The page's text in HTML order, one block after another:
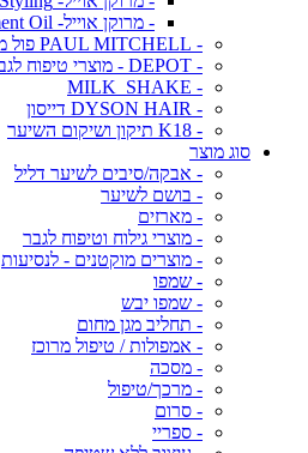
- מרוקן אוייל- Treatment Oil- שמן מרוקאי טיפולי
- PAUL MITCHELL פול מיטשל
- DEPOT - מוצרי טיפוח לגבר
- MILK_SHAKE
- DYSON HAIR דייסון
- K18 תיקון ושיקום השיער
סוג מוצר
- אבקה/סיבים לשיער דליל
- בושם לשיער
- מארזים
- מוצרי גילוח וטיפוח לגבר
- מוצרים מוקטנים - לנסיעות
- שמפו
- שמפו יבש
- תחליב מגן מחום
- אמפולות / טיפול מרוכז
- מסכה
- מרכך/טיפול
- סרום
- ספריי